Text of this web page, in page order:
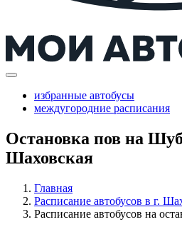
избранные автобусы
междугородние расписания
Остановка пов на
Шаховская
Главная
Расписание автобусов в г.
Расписание автобусов на